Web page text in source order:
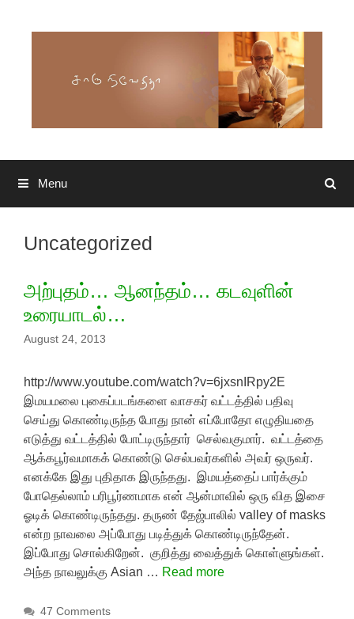
Search
Menu
Uncategorized
அற்புதம்… ஆனந்தம்… கடவுளின்
உரையாடல்…
August 24, 2013
http://www.youtube.com/watch?v=6jxsnIRpy2E
இமயமலை புகைப்படங்களை வாசகர் வட்டத்தில் பதிவு
செய்து கொண்டிருந்த போது நான் எப்போதோ எழுதியதை
எடுத்து வட்டத்தில் போட்டிருந்தார் செல்வகுமார். வட்டத்தை
ஆக்கபூர்வமாகக் கொண்டு செல்பவர்களில் அவர் ஒருவர்.
எனக்கே இது புதிதாக இருந்தது. இமயத்தைப் பார்க்கும்
போதெல்லாம் பரிபூர்ணமாக என் ஆன்மாவில் ஒரு வித இசை
ஓடிக் கொண்டிருந்தது. தருண் தேஜ்பாலில் valley of masks
என்ற நாவலை அப்போது படித்துக் கொண்டிருந்தேன்.
இப்போது சொல்கிறேன். குறித்து வைத்துக் கொள்ளுங்கள்.
அந்த நாவலுக்கு Asian … Read more
47 Comments